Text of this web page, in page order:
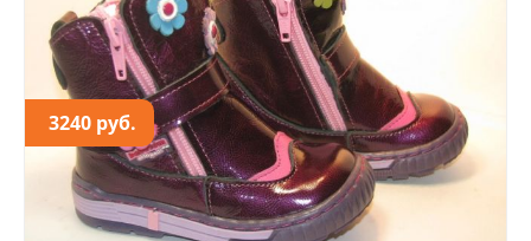
3240 руб.